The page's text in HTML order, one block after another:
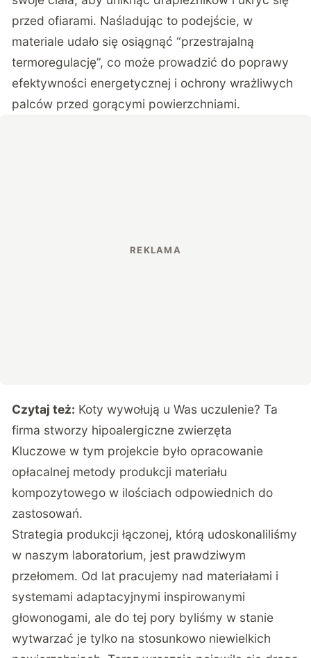
przed ofiarami. Naśladując to podejście, w
materiale udało się osiągnąć “przestrajalną
termoregulację”, co może prowadzić do poprawy
efektywności energetycznej i ochrony wrażliwych
palców przed gorącymi powierzchniami.
Czytaj też: Koty wywołują u Was uczulenie? Ta
firma stworzy hipoalergiczne zwierzęta
Kluczowe w tym projekcie było opracowanie
opłacalnej metody produkcji materiału
kompozytowego w ilościach odpowiednich do
zastosowań.
Strategia produkcji łączonej, którą udoskonaliliśmy
w naszym laboratorium, jest prawdziwym
przełomem. Od lat pracujemy nad materiałami i
systemami adaptacyjnymi inspirowanymi
głowonogami, ale do tej pory byliśmy w stanie
wytwarzać je tylko na stosunkowo niewielkich